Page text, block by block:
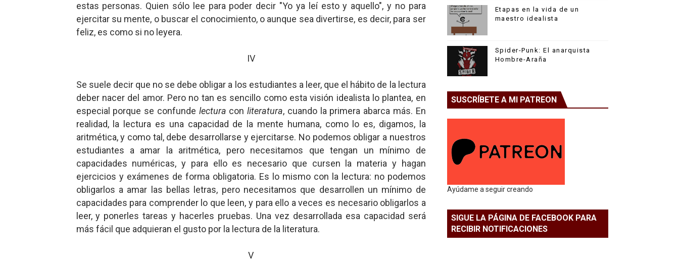
estas personas. Quien sólo lee para poder decir "Yo ya leí esto y aquello", y no para
ejercitar su mente, o buscar el conocimiento, o aunque sea divertirse, es decir, para ser
feliz, es como si no leyera.
IV
Se suele decir que no se debe obligar a los estudiantes a leer, que el hábito de la lectura
deber nacer del amor. Pero no tan es sencillo como esta visión idealista lo plantea, en
especial porque se confunde lectura conliteratura, cuando la primera abarca más. En
realidad, la lectura es una capacidad de la mente humana, como lo es, digamos, la
aritmética, y como tal, debe desarrollarse y ejercitarse. No podemos obligar a nuestros
estudiantes a amar la aritmética, pero necesitamos que tengan un mínimo de
capacidades numéricas, y para ello es necesario que cursen la materia y hagan
ejercicios y exámenes de forma obligatoria. Es lo mismo con la lectura: no podemos
obligarlos a amar las bellas letras, pero necesitamos que desarrollen un mínimo de
capacidades para comprender lo que leen, y para ello a veces es necesario obligarlos a
leer, y ponerles tareas y hacerles pruebas. Una vez desarrollada esa capacidad será
más fácil que adquieran el gusto por la lectura de la literatura.
V
Etapas en la vida de un
maestro idealista
Spider-Punk: El anarquista
Hombre-Araña
SUSCRÍBETE A MI PATREON
Ayúdame a seguir creando
SIGUE LA PÁGINA DE FACEBOOK PARA
RECIBIR NOTIFICACIONES